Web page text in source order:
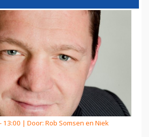
13:00 | Door: Rob Somsen en Niek